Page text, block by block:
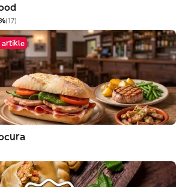
(17)
artikle